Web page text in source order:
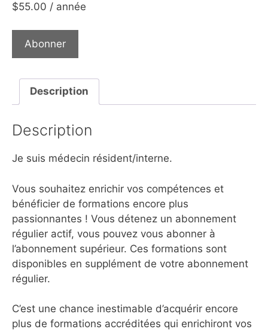
$55.00 / année
Abonner
Description
Description
Je suis médecin résident/interne.
Vous souhaitez enrichir vos compétences et
bénéficier de formations encore plus
passionnantes ! Vous détenez un abonnement
régulier actif, vous pouvez vous abonner à
l’abonnement supérieur. Ces formations sont
disponibles en supplément de votre abonnement
régulier.
C’est une chance inestimable d’acquérir encore
plus de formations accréditées qui enrichiront vos